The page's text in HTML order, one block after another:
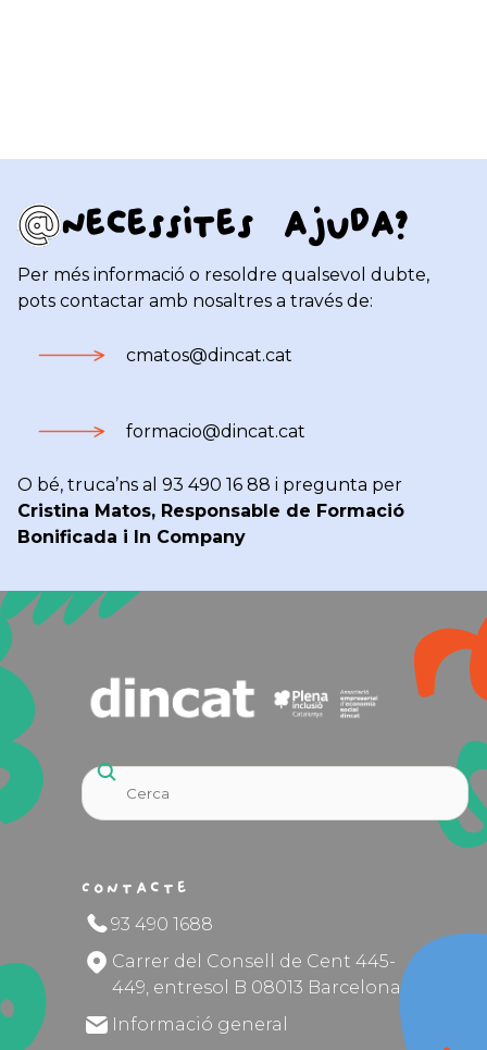
Necessites ajuda?
Per més informació o resoldre qualsevol dubte,
pots contactar amb nosaltres a través de:
cmatos@dincat.cat
formacio@dincat.cat
O bé, truca’ns al 93 490 16 88 i pregunta per
Cristina Matos, Responsable de Formació
Bonificada i In Company
Contacte
93 490 1688
Carrer del Consell de Cent 445-
449, entresol B 08013 Barcelona
Informació general